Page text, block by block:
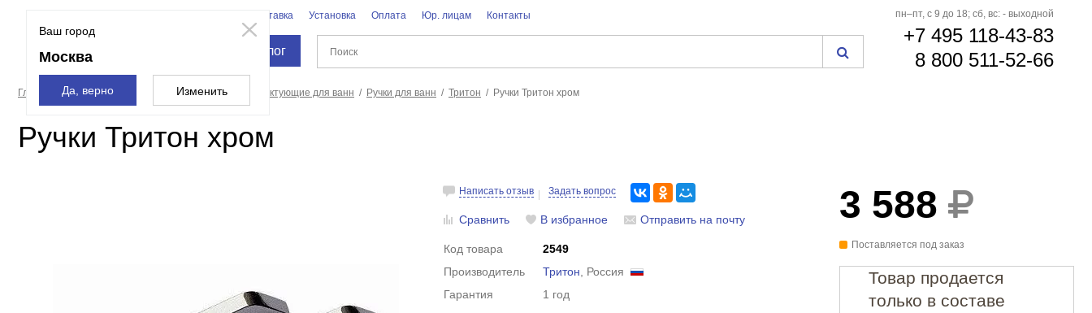
Ваш город
Москва
Да, верно Изменить
Доставка Установка Оплата Юр. лицам Контакты
Каталог
пн–пт, с 9 до 18; сб, вс: - выходной
+7 495 118-43-83
8 800 511-52-66
Главная страница Оборудование и комплектующие для ванн Ручки для ванн Тритон Ручки Тритон хром
Ручки Тритон хром
Написать отзыв Задать вопрос
Сравнить В избранное Отправить на почту
Код товара
2549
Производитель
Тритон , Россия
Гарантия
1 год
3 588
Поставляется под заказ
Товар продается
только в составе